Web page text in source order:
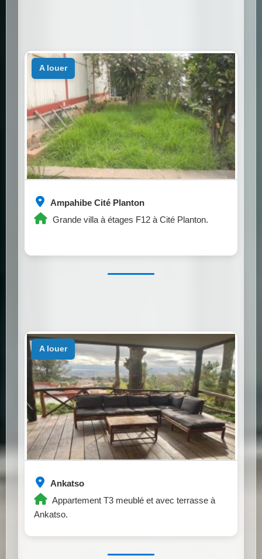
Ampahibe Cité Planton
Grande villa à étages F12 à Cité Planton.
a louer
Ankatso
Appartement T3 meublé et avec terrasse à
Ankatso.
a louer